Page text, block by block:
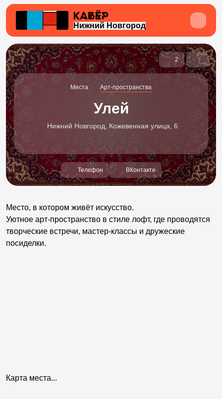
Нижний Новгород
2
Места Арт-пространства
Улей
Нижний Новгород, Кожевенная улица, 6
Телефон ВКонтакте
Место, в котором живёт искусство.
Уютное арт-пространство в стиле лофт, где проводятся
творческие встречи, мастер-классы и дружеские
посиделки.
Карта места...